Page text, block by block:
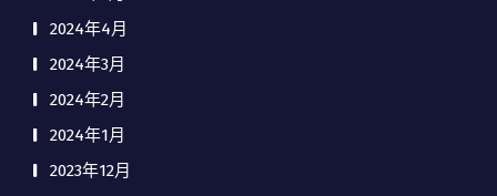
2024年4月
2024年3月
2024年2月
2024年1月
2023年12月